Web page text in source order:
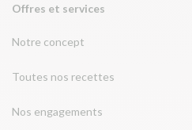
Offres et services
Notre concept
Toutes nos recettes
Nos engagements